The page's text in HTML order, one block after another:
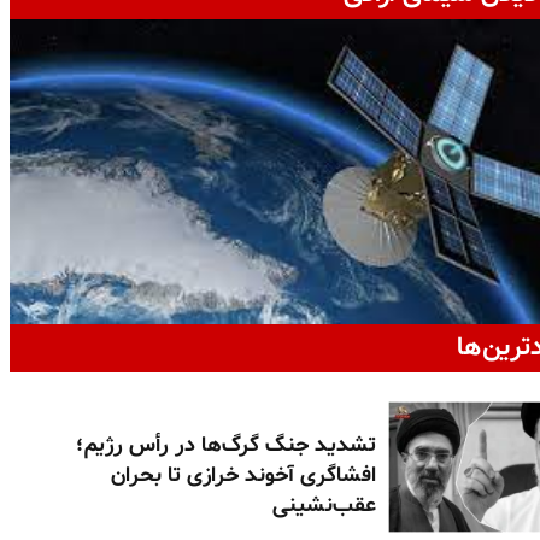
تشدید جنگ گرگ‌ها در رأس رژیم؛
افشاگری آخوند خرازی تا بحران
عقب‌نشینی